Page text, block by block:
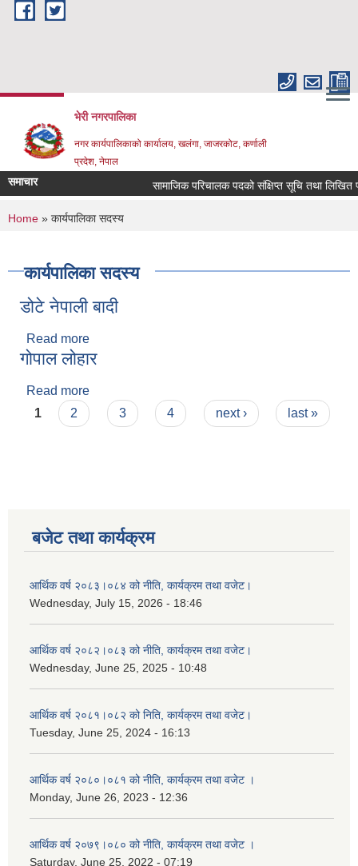
Skip to main content
भेरी नगरपालिका
नगर कार्यपालिकाको कार्यालय, खलंगा, जाजरकोट, कर्णाली
प्रदेश, नेपाल
समाचार सामाजिक परिचालक पदको संक्षिप्त सूचि तथा लिखित
You are here
Home » कार्यपालिका सदस्य
कार्यपालिका सदस्य
डोटे नेपाली बादी
Read more
गोपाल लोहार
Read more
Pages
1 2 3 4 next › last »
बजेट तथा कार्यक्रम
आर्थिक वर्ष २०८३।०८४ को नीति, कार्यक्रम तथा वजेट।
Wednesday, July 15, 2026 - 18:46
आर्थिक वर्ष २०८२।०८३ को नीति, कार्यक्रम तथा वजेट।
Wednesday, June 25, 2025 - 10:48
आर्थिक वर्ष २०८१।०८२ को निति, कार्यक्रम तथा वजेट।
Tuesday, June 25, 2024 - 16:13
आर्थिक वर्ष २०८०।०८१ को नीति, कार्यक्रम तथा वजेट ।
Monday, June 26, 2023 - 12:36
आर्थिक वर्ष २०७९।०८० को नीति, कार्यक्रम तथा वजेट ।
Saturday, June 25, 2022 - 07:19